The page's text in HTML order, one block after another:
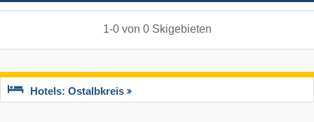
1-0von 0 Skigebieten
Hotels: Ostalbkreis